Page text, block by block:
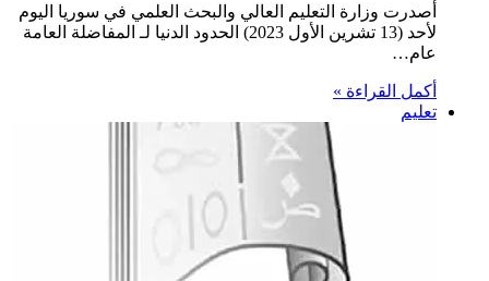
أصدرت وزارة التعليم العالي والبحث العلمي في سوريا اليوم
لأحد (13 تشرين الأول 2023) الحدود الدنيا لـ المفاضلة العامة
عام…
أكمل القراءة »
تعليم